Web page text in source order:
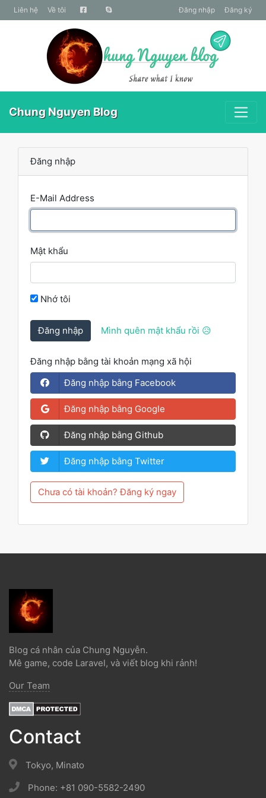
liên hệ Về tôi Đăng nhập Đăng ký
Chung Nguyen Blog
Đăng nhập
E-Mail Address
Mật khẩu
Nhớ tôi
Đăng nhập Mình quên mật khẩu rồi 😥
Đăng nhập bằng tài khoản mạng xã hội
Đăng nhập bằng Facebook
Đăng nhập bằng Google
Đăng nhập bằng Github
Đăng nhập bằng Twitter
Chưa có tài khoản? Đăng ký ngay
Blog cá nhân của Chung Nguyễn.
Mê game, code Laravel, và viết blog khi rảnh!
Our Team
Contact
Tokyo, Minato
Phone: +81 090-5582-2490